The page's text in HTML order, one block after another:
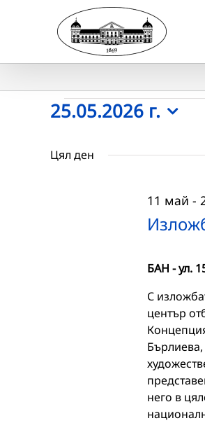
Събития
for
25.05.2026 г.
date.
Цял ден
11 май -
БАН - ул.
С
център
него в